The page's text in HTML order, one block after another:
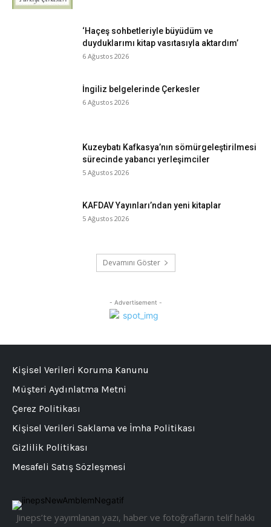
‘Haçeş sohbetleriyle büyüdüm ve
duyduklarımı kitap vasıtasıyla aktardım’
6 Ağustos 2026
İngiliz belgelerinde Çerkesler
6 Ağustos 2026
Kuzeybatı Kafkasya’nın sömürgeleştirilmesi
sürecinde yabancı yerleşimciler
5 Ağustos 2026
KAFDAV Yayınları’ndan yeni kitaplar
5 Ağustos 2026
Devamını Göster
- Advertisement -
Jineps’te yayımlanan yazı, haber ve fotoğrafların telif hakkı
Kişisel Verileri Koruma Kanunu
Müşteri Aydınlatma Metni
Çerez Politikası
Kişisel Verileri Saklama ve İmha Politikası
Gizlilik Politikası
Mesafeli Satış Sözleşmesi